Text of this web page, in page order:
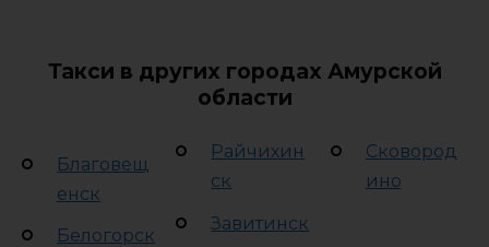
Такси в других городах Амурской
области
Благовещ
енск
Белогорск
Райчихин
ск
Завитинск
Сковород
ино